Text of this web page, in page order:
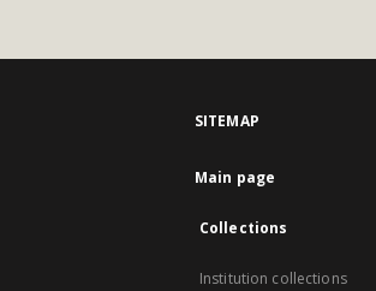
SITEMAP
Main page
Collections
Institution collections